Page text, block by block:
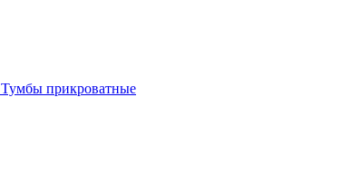
Тумбы прикроватные